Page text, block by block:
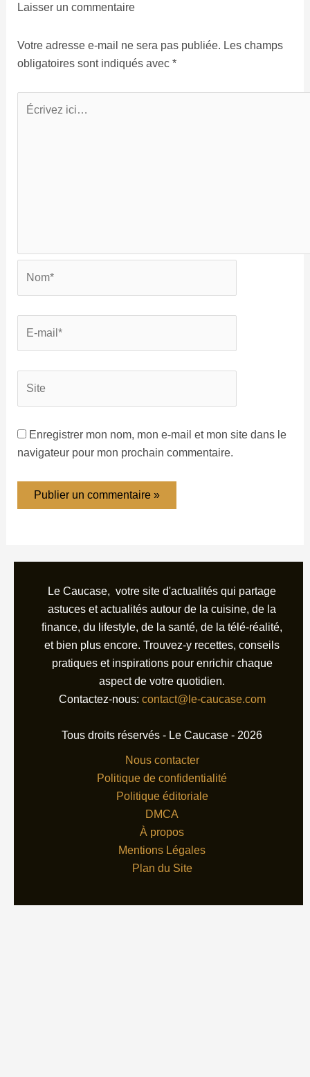
Laisser un commentaire
Votre adresse e-mail ne sera pas publiée. Les champs
obligatoires sont indiqués avec *
Enregistrer mon nom, mon e-mail et mon site dans le
navigateur pour mon prochain commentaire.
Le Caucase, votre site d'actualités qui partage
astuces et actualités autour de la cuisine, de la
finance, du lifestyle, de la santé, de la télé-réalité,
et bien plus encore. Trouvez-y recettes, conseils
pratiques et inspirations pour enrichir chaque
aspect de votre quotidien.
Contactez-nous: contact@le-caucase.com
Tous droits réservés - Le Caucase - 2026
Nous contacter
Politique de confidentialité
Politique éditoriale
DMCA
À propos
Mentions Légales
Plan du Site